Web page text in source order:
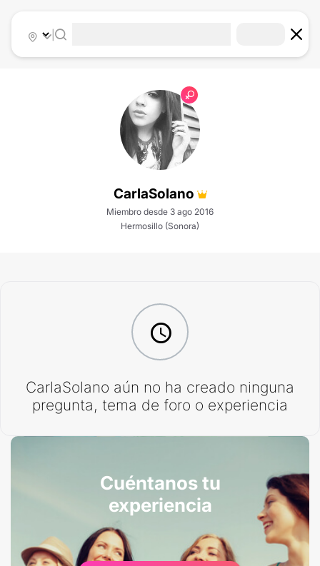
|
CarlaSolano
Miembro desde 3 ago 2016
Hermosillo (Sonora)
CarlaSolano aún no ha creado ninguna
pregunta, tema de foro o experiencia
Cuéntanos tu
experiencia